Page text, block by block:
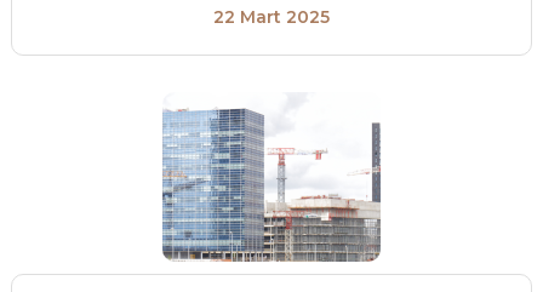
22 Mart 2025